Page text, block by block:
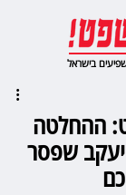
בישראל
ההחלטה
שפסר